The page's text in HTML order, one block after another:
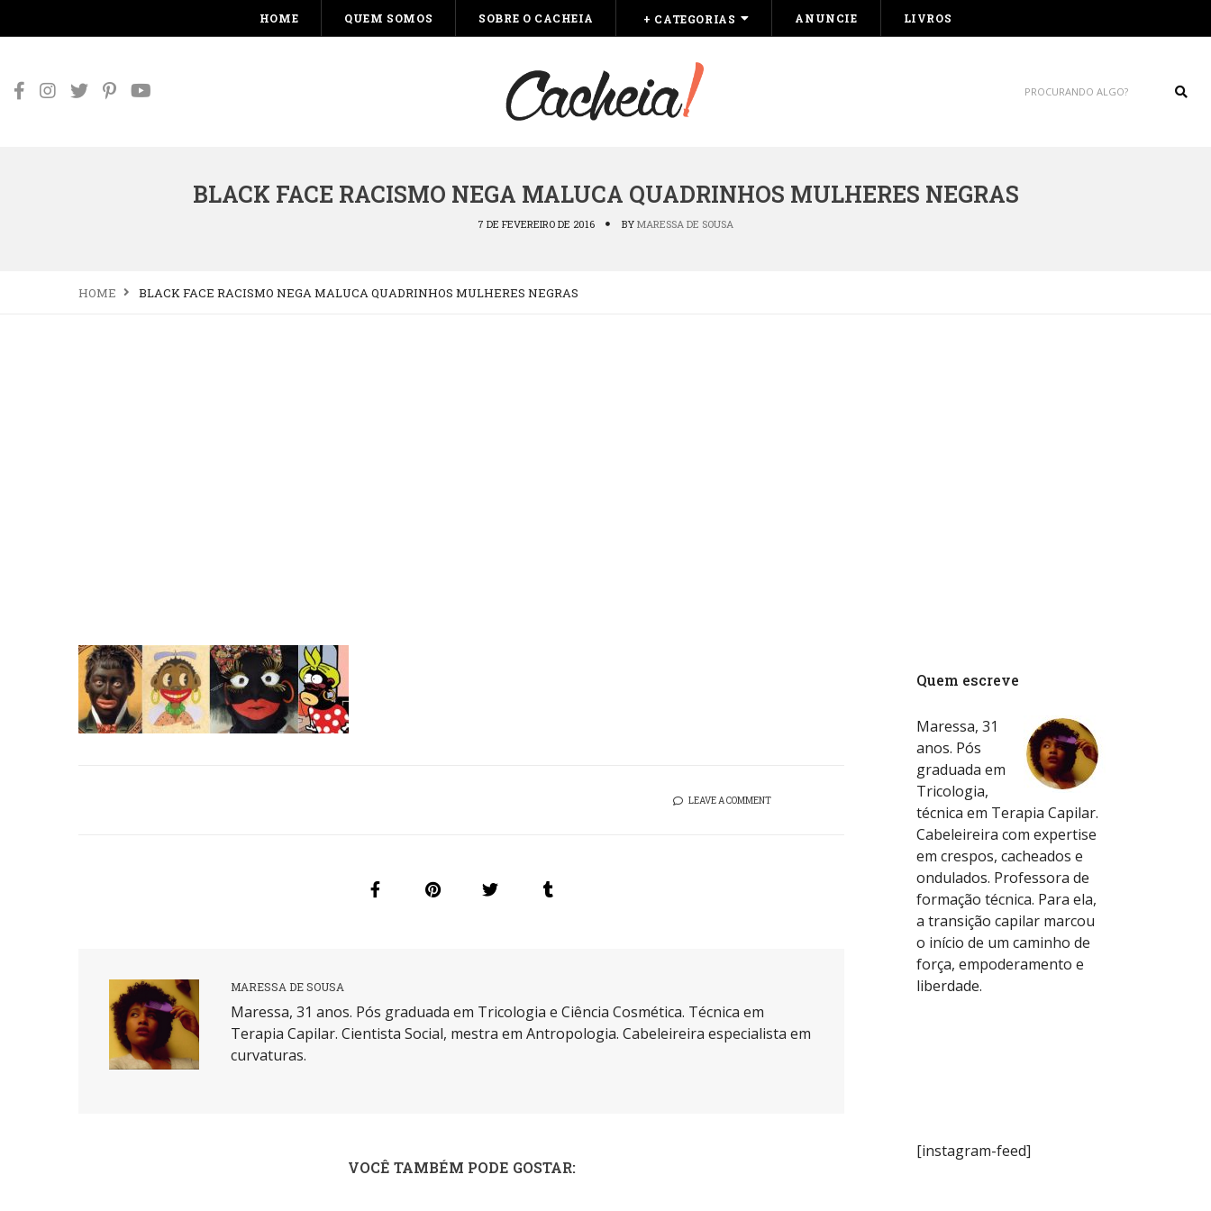
HOME QUEM SOMOS SOBRE O CACHEIA + CATEGORIAS ANUNCIE LIVROS
BLACK FACE RACISMO NEGA MALUCA QUADRINHOS MULHERES NEGRAS
7 DE FEVEREIRO DE 2016 BY MARESSA DE SOUSA
HOME BLACK FACE RACISMO NEGA MALUCA QUADRINHOS MULHERES NEGRAS
LEAVE A COMMENT
MARESSA DE SOUSA
Maressa, 31 anos. Pós graduada em Tricologia e Ciência Cosmética. Técnica em
Terapia Capilar. Cientista Social, mestra em Antropologia. Cabeleireira especialista em
curvaturas.
VOCÊ TAMBÉM PODE GOSTAR:
Quem escreve
Maressa, 31
anos. Pós
graduada em
Tricologia,
técnica em Terapia Capilar.
Cabeleireira com expertise
em crespos, cacheados e
ondulados. Professora de
formação técnica. Para ela,
a transição capilar marcou
o início de um caminho de
força, empoderamento e
liberdade.
[instagram-feed]